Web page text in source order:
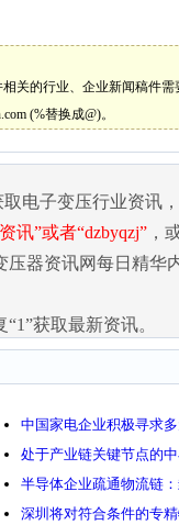
关的行业、企业新闻稿件
(%替换成@)。
电子变压行业资讯
讯”或者“dzbyqzj” ，
压器资讯网每日精华
获取最新资讯。
中国家电企业积极寻求
处于产业链关键节点的
半导体企业疏通物流链
深圳将对符合条件的专